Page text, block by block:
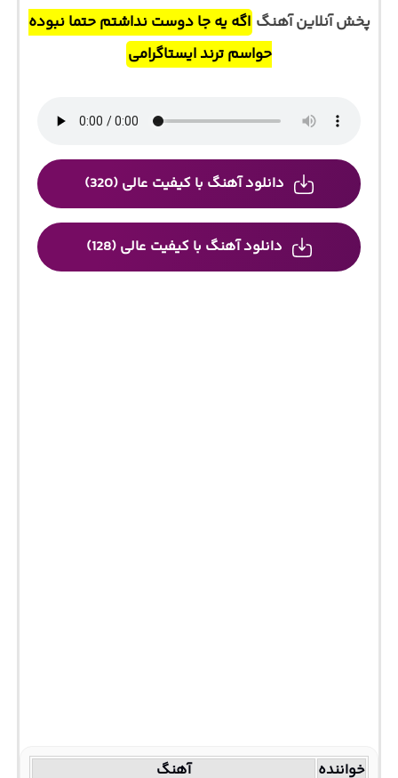
پخش آنلاین آهنگ اگه یه جا دوست نداشتم حتما نبوده
حواسم ترند ایستاگرامی
دانلود آهنگ با کیفیت عالی (320)
دانلود آهنگ با کیفیت عالی (128)
خواننده آهنگ